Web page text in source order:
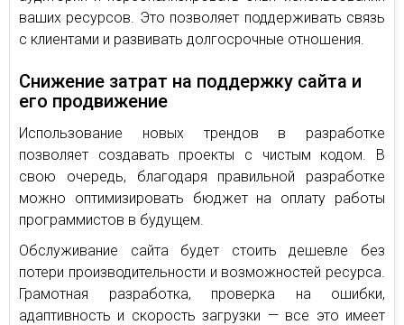
ваших ресурсов. Это позволяет поддерживать связь
с клиентами и развивать долгосрочные отношения.
Снижение затрат на поддержку сайта и
его продвижение
Использование новых трендов в разработке
позволяет создавать проекты с чистым кодом. В
свою очередь, благодаря правильной разработке
можно оптимизировать бюджет на оплату работы
программистов в будущем.
Обслуживание сайта будет стоить дешевле без
потери производительности и возможностей ресурса.
Грамотная разработка, проверка на ошибки,
адаптивность и скорость загрузки — все это имеет